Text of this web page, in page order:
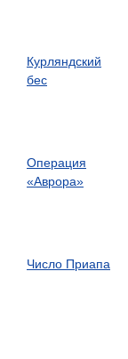
Курляндский
бес
Операция
«Аврора»
Число Приапа